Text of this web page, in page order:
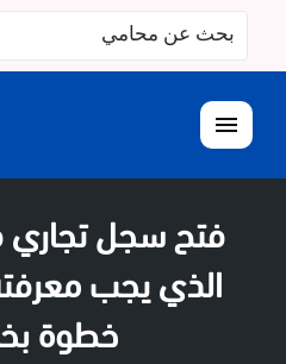
البحث
عن:
القائمة
فتح سجل تجاري
الذي يجب
خطوة